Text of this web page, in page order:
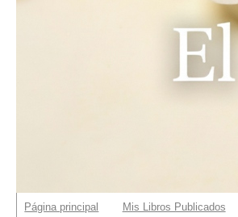
Página principal Mis Libros Publicados